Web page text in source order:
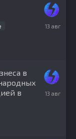
августа,
в
в
августа,